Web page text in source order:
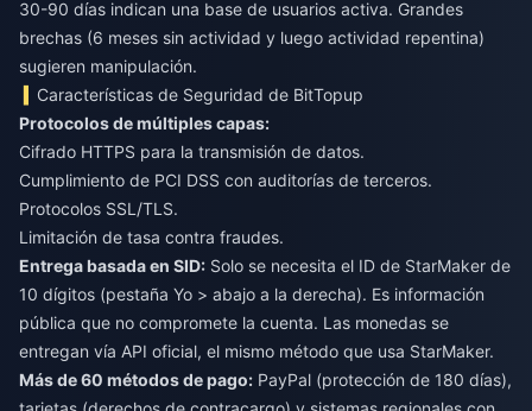
30-90 días indican una base de usuarios activa. Grandes
brechas (6 meses sin actividad y luego actividad repentina)
sugieren manipulación.
Características de Seguridad de BitTopup
Protocolos de múltiples capas:
Cifrado HTTPS para la transmisión de datos.
Cumplimiento de PCI DSS con auditorías de terceros.
Protocolos SSL/TLS.
Limitación de tasa contra fraudes.
Entrega basada en SID: Solo se necesita el ID de StarMaker de
10 dígitos (pestaña Yo > abajo a la derecha). Es información
pública que no compromete la cuenta. Las monedas se
entregan vía API oficial, el mismo método que usa StarMaker.
Más de 60 métodos de pago: PayPal (protección de 180 días),